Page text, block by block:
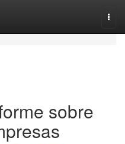
sobre